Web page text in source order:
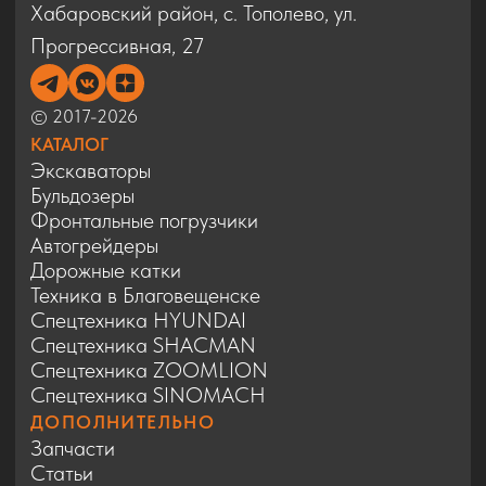
Спецтехника SINOMACH
ДОПОЛНИТЕЛЬНО
Запчасти
Статьи
Сервис
Контакты
Карта сайта
Политика конфиденциальности